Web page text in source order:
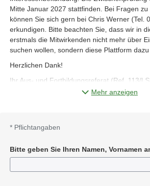
Mitte Januar 2027 stattfinden. Bei Fragen
können Sie sich gern bei Chris Werner (Tel.
erkundigen. Bitte beachten Sie, dass wir in
erstmals die Mitwirkenden nicht mehr über
suchen wollen, sondern diese Plattform dazu
Herzlichen Dank!
Ihr Aus- und Fortbildungsreferat (Ref. 113/
Mehr anzeigen
* Pflichtangaben
Bitte geben Sie Ihren Namen, Vornamen